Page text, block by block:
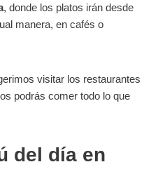
, donde los platos irán desde
manera, en cafés o
visitar los restaurantes
podrás comer todo lo que
del día en